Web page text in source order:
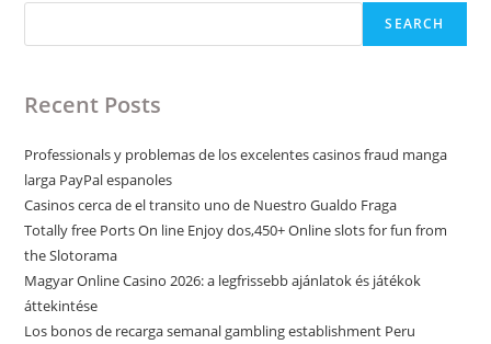
SEARCH
Recent Posts
Professionals y problemas de los excelentes casinos fraud manga
larga PayPal espanoles
Casinos cerca de el transito uno de Nuestro Gualdo Fraga
Totally free Ports On line Enjoy dos,450+ Online slots for fun from
the Slotorama
Magyar Online Casino 2026: a legfrissebb ajánlatok és játékok
áttekintése
Los bonos de recarga semanal gambling establishment Peru